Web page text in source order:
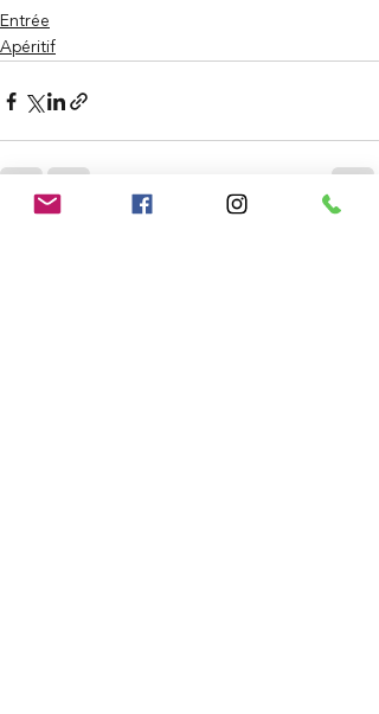
Entrée
Apéritif